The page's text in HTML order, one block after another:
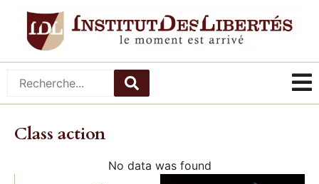
Class action
No data was found